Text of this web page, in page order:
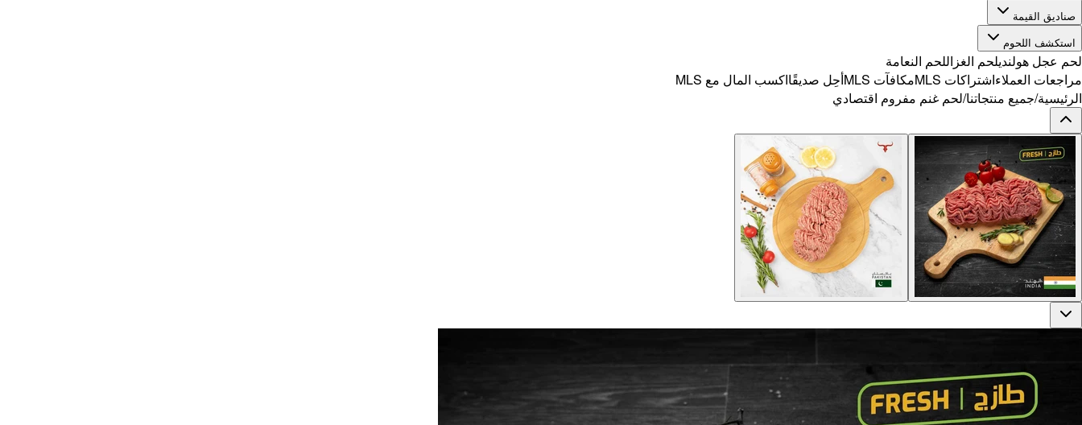
صناديق القيمة
استكشف اللحوم
لحم عجل هولنديلحم الغزاللحم النعامة
مراجعات العملاءاشتراكات MLS مكافآت MLS أحِل صديقًااكسب المال مع MLS
الرئيسية/جميع منتجاتنا/لحم غنم مفروم اقتصادي